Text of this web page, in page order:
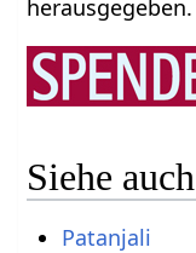
herausgegeben.
Siehe auch
Patanjali